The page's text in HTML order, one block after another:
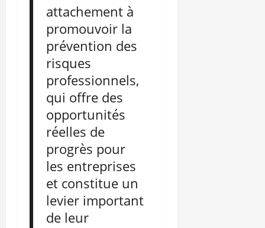
attachement à
promouvoir la
prévention des
risques
professionnels,
qui offre des
opportunités
réelles de
progrès pour
les entreprises
et constitue un
levier important
de leur